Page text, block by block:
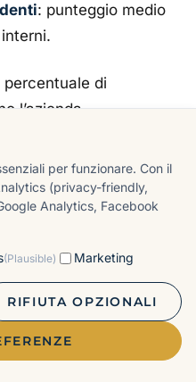
: punteggio medio
percentuale di
l’azienda.
Web
creati su social o
Leads): contatti
per funzionare. Con il
(privacy-friendly,
Analytics, Facebook
(Plausible) Marketing
RIFIUTA OPZIONALI